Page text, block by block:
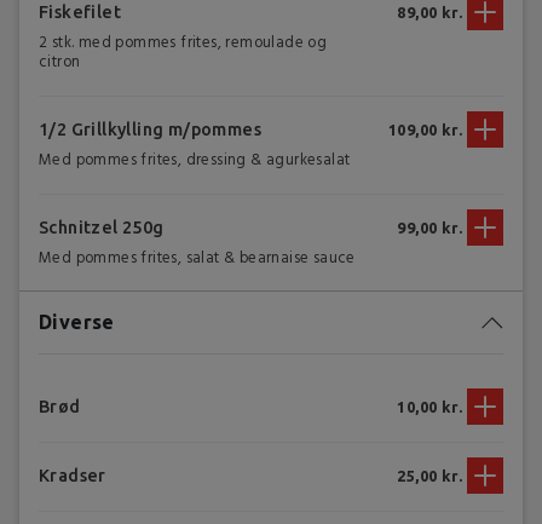
Fiskefilet
2 stk. med pommes frites, remoulade og
citron
89,00 kr.
1/2 Grillkylling m/pommes
Med pommes frites, dressing & agurkesalat
109,00 kr.
Schnitzel 250g
Med pommes frites, salat & bearnaise sauce
99,00 kr.
Diverse
Brød 10,00 kr.
Kradser 25,00 kr.